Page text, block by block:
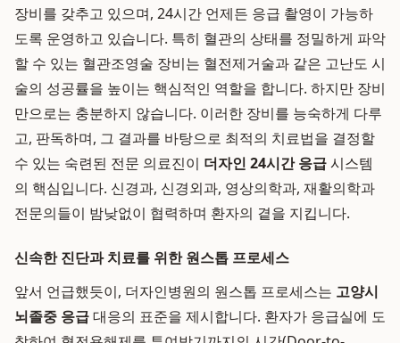
장비를 갖추고 있으며, 24시간 언제든 응급 촬영이 가능하
도록 운영하고 있습니다. 특히 혈관의 상태를 정밀하게 파악
할 수 있는 혈관조영술 장비는 혈전제거술과 같은 고난도 시
술의 성공률을 높이는 핵심적인 역할을 합니다. 하지만 장비
만으로는 충분하지 않습니다. 이러한 장비를 능숙하게 다루
고, 판독하며, 그 결과를 바탕으로 최적의 치료법을 결정할
수 있는 숙련된 전문 의료진이 더자인 24시간 응급시스템
의 핵심입니다. 신경과, 신경외과, 영상의학과, 재활의학과
전문의들이 밤낮없이 협력하며 환자의 곁을 지킵니다.
신속한 진단과 치료를 위한 원스톱 프로세스
앞서 언급했듯이, 더자인병원의 원스톱 프로세스는 고양시
뇌졸중 응급대응의 표준을 제시합니다. 환자가 응급실에 도